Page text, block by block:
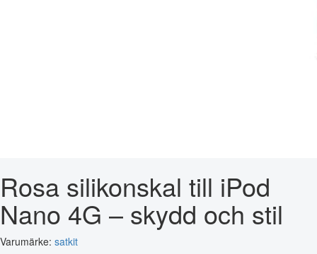
Rosa silikonskal till iPod
Nano 4G – skydd och stil
Varumärke: satkit